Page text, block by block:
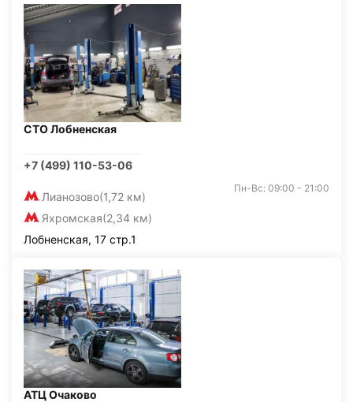
СТО Лобненская
+7 (499) 110-53-06
Лианозово(1,72 км)
Яхромская(2,34 км)
Пн-Вс: 09:00 - 21:00
Лобненская, 17 стр.1
АТЦ Очаково